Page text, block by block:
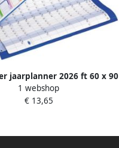
jaarplanner 2026 ft 60 x 90
karton opgerold met 3
extra kolommen
1 webshop
€ 13,65